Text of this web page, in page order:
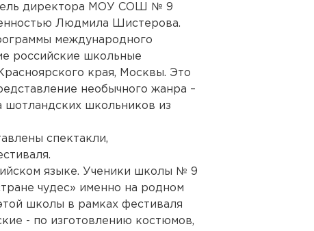
директора МОУ СОШ № 9
Людмила Шистерова.
международного
российские школьные
края, Москвы. Это
необычного жанра –
шотландских школьников из
спектакли,
языке. Ученики школы № 9
чудес» именно на родном
школы в рамках фестиваля
- по изготовлению костюмов,